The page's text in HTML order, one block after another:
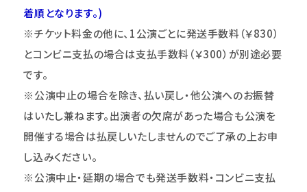
着順となります。)
※チケット料金の他に、1公演ごとに発送手数料（￥830）
とコンビニ支払の場合は支払手数料（￥300）が別途必要
です。
※公演中止の場合を除き、払い戻し・他公演へのお振替
はいたし兼ねます。出演者の欠席があった場合も公演を
開催する場合は払戻しいたしませんのでご了承の上お申
し込みください。
※公演中止・延期の場合でも発送手数料・コンビニ支払